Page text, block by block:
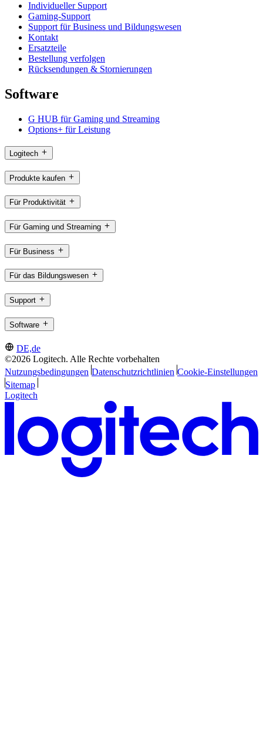
Individueller Support
Gaming-Support
Support für Business und Bildungswesen
Kontakt
Ersatzteile
Bestellung verfolgen
Rücksendungen & Stornierungen
Software
G HUB für Gaming und Streaming
Options+ für Leistung
Logitech
Produkte kaufen
Für Produktivität
Für Gaming und Streaming
Für Business
Für das Bildungswesen
Support
Software
DE,de
©2026 Logitech. Alle Rechte vorbehalten
Nutzungsbedingungen Datenschutzrichtlinien Cookie-Einstellungen
Sitemap
Logitech